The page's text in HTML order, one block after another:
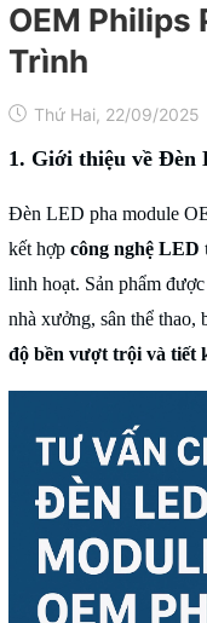
OEM Philips
Trình
Thứ Hai, 22/09/2025
1. Giới thiệu về Đèn
Đèn LED pha module
kết hợp công nghệ LED
linh hoạt. Sản phẩm
nhà xưởng, sân thể
độ bền vượt trội và tiết